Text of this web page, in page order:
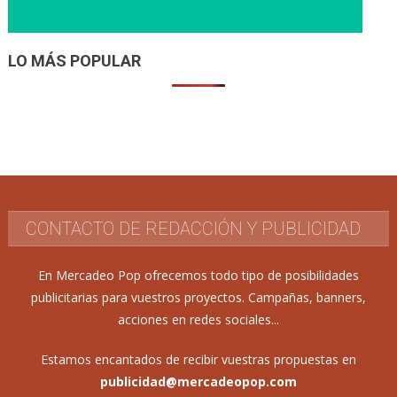
LO MÁS POPULAR
CONTACTO DE REDACCIÓN Y PUBLICIDAD
En Mercadeo Pop ofrecemos todo tipo de posibilidades
publicitarias para vuestros proyectos. Campañas, banners,
acciones en redes sociales...
Estamos encantados de recibir vuestras propuestas en
publicidad@mercadeopop.com